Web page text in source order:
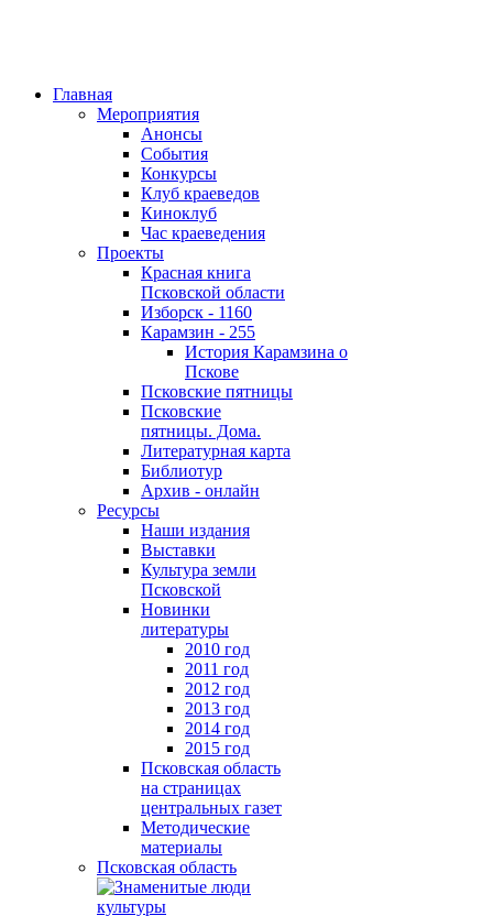
Главная
Мероприятия
Анонсы
События
Конкурсы
Клуб краеведов
Киноклуб
Час краеведения
Проекты
Красная книга
Псковской области
Изборск - 1160
Карамзин - 255
История Карамзина о
Пскове
Псковские пятницы
Псковские
пятницы. Дома.
Литературная карта
Библиотур
Архив - онлайн
Ресурсы
Наши издания
Выставки
Культура земли
Псковской
Новинки
литературы
2010 год
2011 год
2012 год
2013 год
2014 год
2015 год
Псковская область
на страницах
центральных газет
Методические
материалы
Псковская область